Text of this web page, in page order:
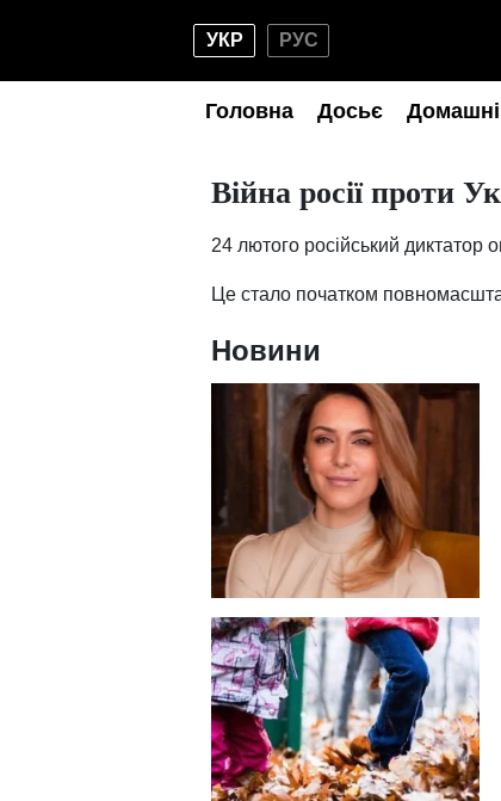
УКР РУС
Головна Досьє
Війна росії проти
24 лютого російський диктатор
Це стало початком
Новини